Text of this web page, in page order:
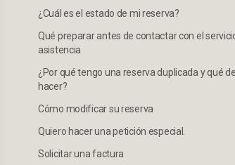
¿Cuál es el estado de mi reserva?
Qué preparar antes de contactar con el
asistencia
¿Por qué tengo una reserva duplicada y qué
hacer?
Cómo modificar su reserva
Quiero hacer una petición especial.
Solicitar una factura